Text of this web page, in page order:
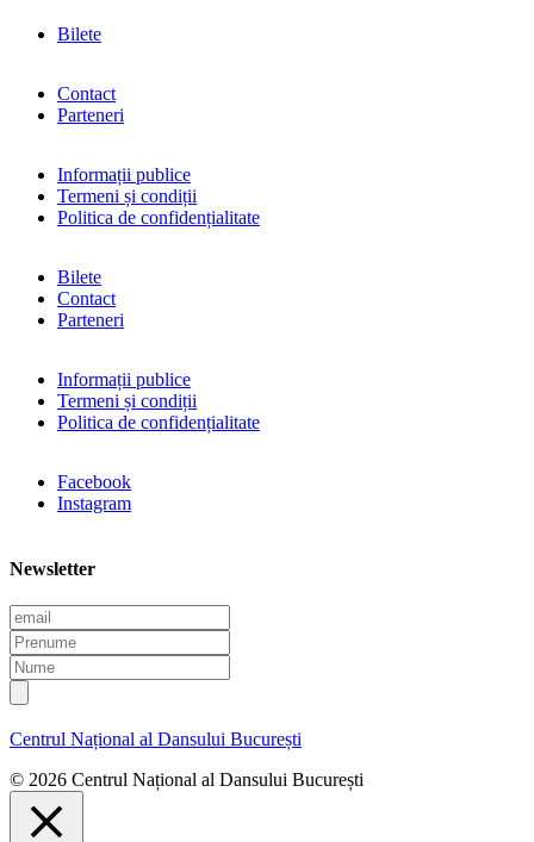
Bilete
Contact
Parteneri
Informații publice
Termeni și condiții
Politica de confidențialitate
Bilete
Contact
Parteneri
Informații publice
Termeni și condiții
Politica de confidențialitate
Facebook
Instagram
Newsletter
E
m
a
i
l
P
r
e
n
m
e
N
u
m
e
Centrul Național al Dansului București
© 2026 Centrul Național al Dansului București